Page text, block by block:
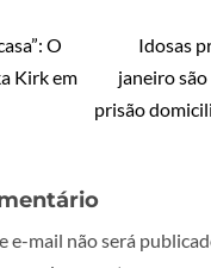
O
Kirk em
Idosas
janeiro
prisão
e-mail não será